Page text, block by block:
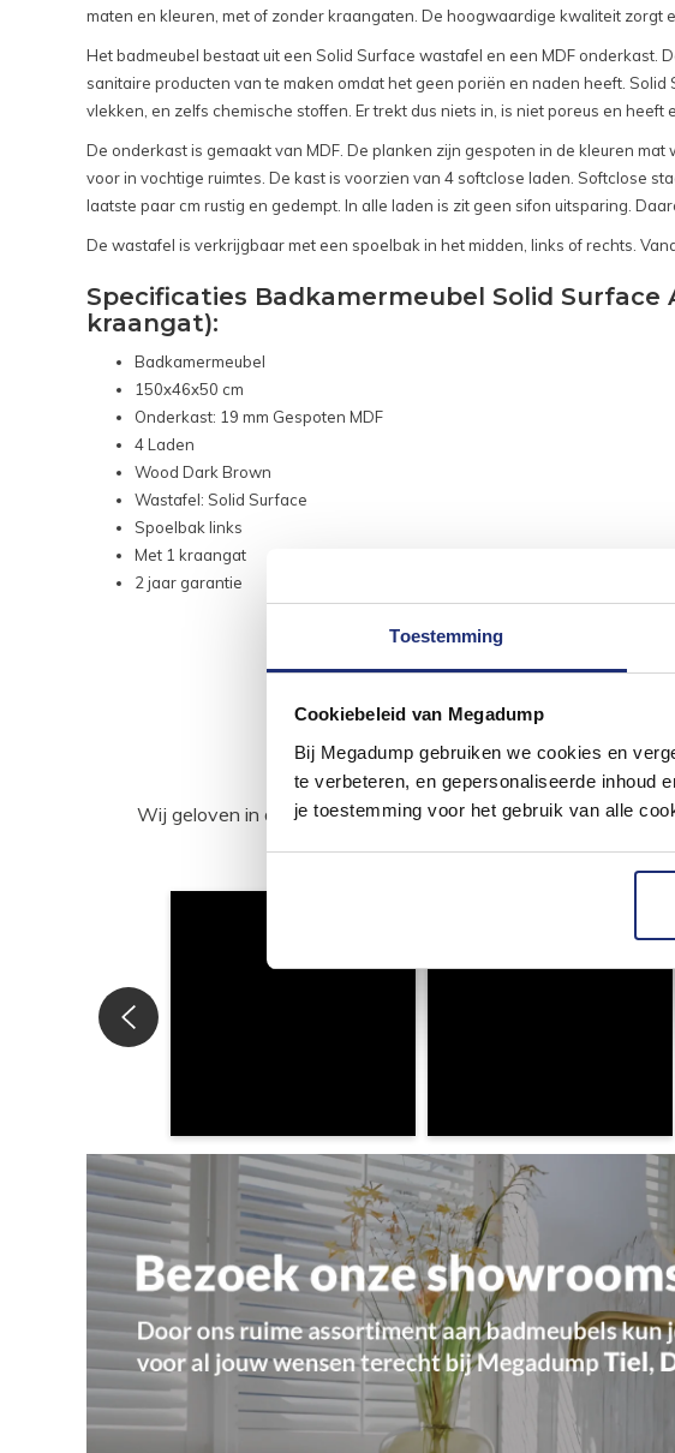
Toestemming
Cookiebeleid van Megadump
Bij Megadump gebruiken we cookies en
te verbeteren, en gepersonaliseerde inhoud
je toestemming voor het gebruik van alle
maten en kleuren, met of zonder kraangaten. De hoogwaardige kwaliteit zorgt
Het badmeubel bestaat uit een Solid Surface wastafel en een MDF onderkast.
sanitaire producten van te maken omdat het geen poriën en naden heeft.
vlekken, en zelfs chemische stoffen. Er trekt dus niets in, is niet poreus en
De onderkast is gemaakt van MDF. De planken zijn gespoten in de kleuren
voor in vochtige ruimtes. De kast is voorzien van 4 softclose laden. Softclose
laatste paar cm rustig en gedempt. In alle laden is zit geen sifon uitsparing.
De wastafel is verkrijgbaar met een spoelbak in het midden, links of rechts.
Specificaties Badkamermeubel Solid Surface
kraangat):
Badkamermeubel
150x46x50 cm
Onderkast: 19 mm Gespoten MDF
4 Laden
Wood Dark Brown
Wastafel: Solid Surface
Spoelbak links
Met 1 kraangat
2 jaar garantie
Wij geloven in de kracht van delen. Deel jouw badkamer op